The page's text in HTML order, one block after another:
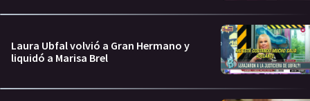
Laura Ubfal volvió a Gran Hermano y
liquidó a Marisa Brel